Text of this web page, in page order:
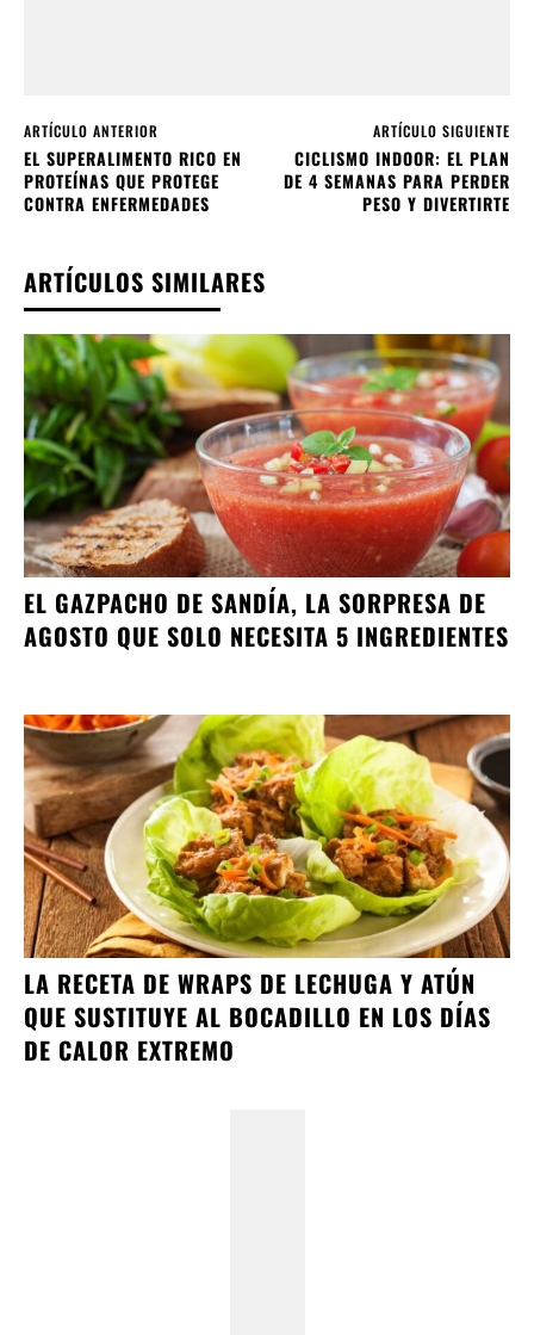
ARTÍCULO ANTERIOR
EL SUPERALIMENTO RICO EN
PROTEÍNAS QUE PROTEGE
CONTRA ENFERMEDADES
ARTÍCULO SIGUIENTE
CICLISMO INDOOR: EL PLAN
DE 4 SEMANAS PARA PERDER
PESO Y DIVERTIRTE
ARTÍCULOS SIMILARES
EL GAZPACHO DE SANDÍA, LA SORPRESA DE
AGOSTO QUE SOLO NECESITA 5 INGREDIENTES
LA RECETA DE WRAPS DE LECHUGA Y ATÚN
QUE SUSTITUYE AL BOCADILLO EN LOS DÍAS
DE CALOR EXTREMO